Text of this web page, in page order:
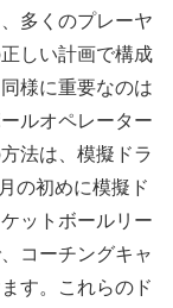
多くのプレーヤ
しい計画で構成
様に重要なのは
ルオペレーター
法は、模擬ドラ
の初めに模擬ド
ットボールリー
コーチングキャ
す。これらのド